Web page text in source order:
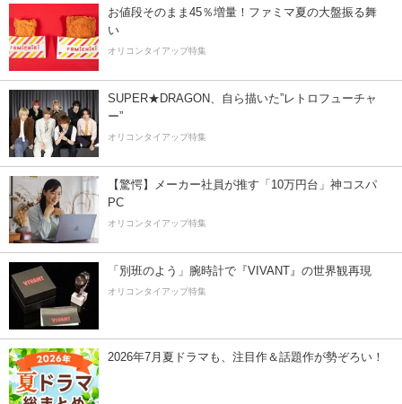
お値段そのまま45％増量！ファミマ夏の大盤振る舞
い
オリコンタイアップ特集
SUPER★DRAGON、自ら描いた”レトロフューチャ
ー”
オリコンタイアップ特集
【驚愕】メーカー社員が推す「10万円台」神コスパ
PC
オリコンタイアップ特集
「別班のよう」腕時計で『VIVANT』の世界観再現
オリコンタイアップ特集
2026年7月夏ドラマも、注目作＆話題作が勢ぞろい！